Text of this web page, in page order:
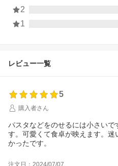
2
1
レビュー一覧
5
購入者さん
パスタなどをのせるには小さい
す。可愛くて食卓が映えます。
かったです。
注文日：2024/07/07